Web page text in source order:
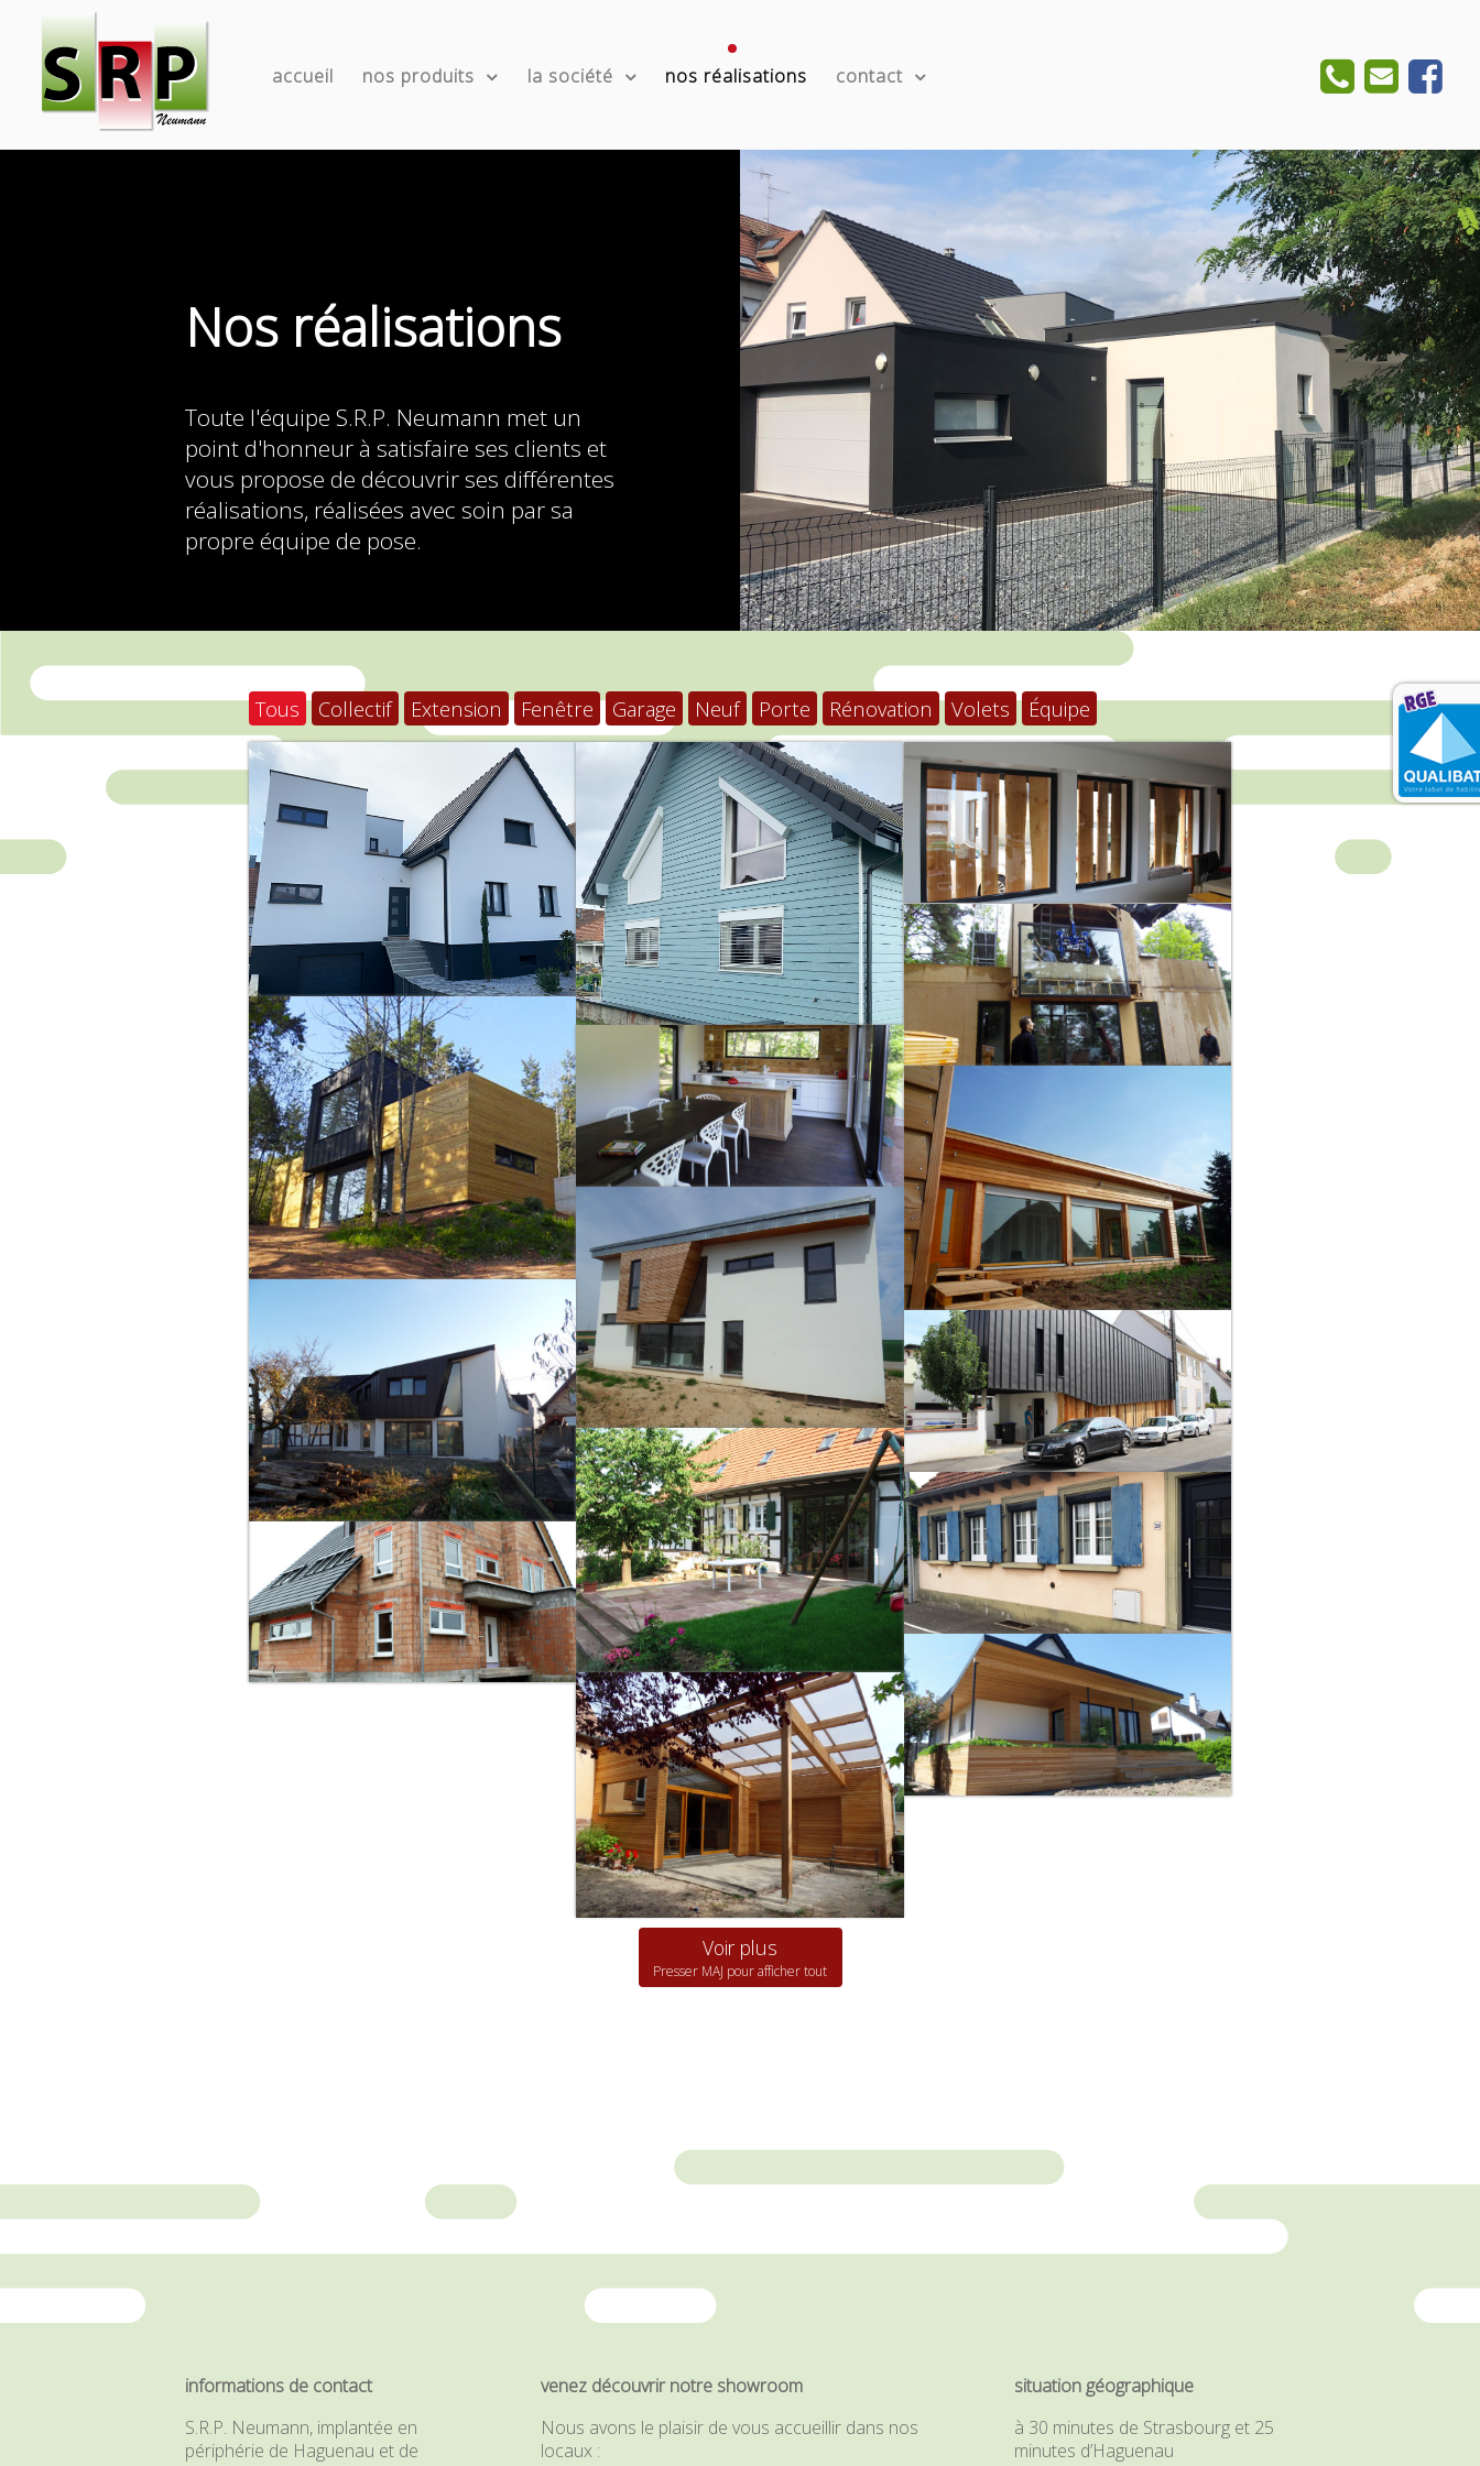
accueil nos produits la société nos réalisations contact
Nos réalisations
Toute l'équipe S.R.P. Neumann met un
point d'honneur à satisfaire ses clients et
vous propose de découvrir ses différentes
réalisations, réalisées avec soin par sa
propre équipe de pose.
Tous Collectif Extension Fenêtre Garage Neuf Porte Rénovation Volets Équipe
Voir plus
Presser MAJ pour afficher tout
informations de contact
S.R.P. Neumann, implantée en
périphérie de Haguenau et de
venez découvrir notre showroom
Nous avons le plaisir de vous accueillir dans nos
locaux :
situation géographique
à 30 minutes de Strasbourg et 25
minutes d’Haguenau